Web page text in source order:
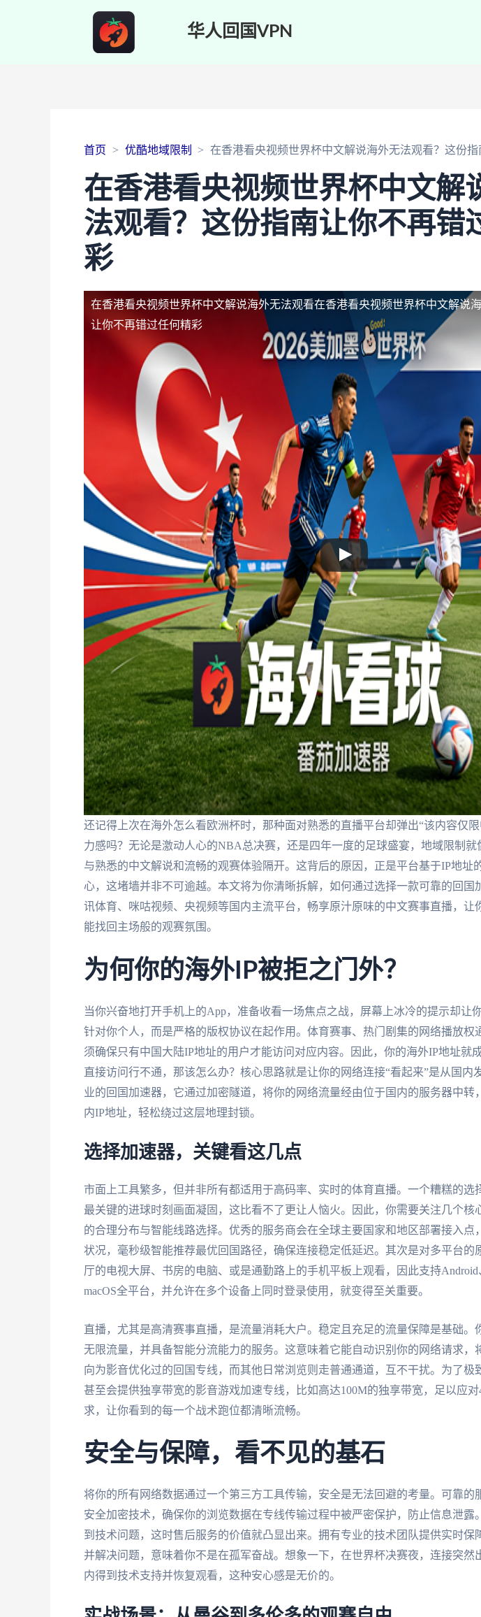
华人回国VPN
首页 优酷地域限制 在香港看央视频世界杯中文解说海外无法观看？这份
在香港看央视频世界杯中文解
法观看？这份指南让你不再错
彩
在香港看央视频世界杯中文解说海外无法观看在香港看央视频世界杯中文解说
让你不再错过任何精彩
还记得上次在海外怎么看欧洲杯时，那种面对熟悉的直播平台却弹出“该内容仅
力感吗？无论是激动人心的NBA总决赛，还是四年一度的足球盛宴，地域限制就
与熟悉的中文解说和流畅的观赛体验隔开。这背后的原因，正是平台基于IP地址
心，这堵墙并非不可逾越。本文将为你清晰拆解，如何通过选择一款可靠的回国
讯体育、咪咕视频、央视频等国内主流平台，畅享原汁原味的中文赛事直播，让
能找回主场般的观赛氛围。
为何你的海外IP被拒之门外？
当你兴奋地打开手机上的App，准备收看一场焦点之战，屏幕上冰冷的提示却让
针对你个人，而是严格的版权协议在起作用。体育赛事、热门剧集的网络播放权
须确保只有中国大陆IP地址的用户才能访问对应内容。因此，你的海外IP地址就
直接访问行不通，那该怎么办？核心思路就是让你的网络连接“看起来”是从国内
业的回国加速器，它通过加密隧道，将你的网络流量经由位于国内的服务器中转
内IP地址，轻松绕过这层地理封锁。
选择加速器，关键看这几点
市面上工具繁多，但并非所有都适用于高码率、实时的体育直播。一个糟糕的选
最关键的进球时刻画面凝固，这比看不了更让人恼火。因此，你需要关注几个核
的合理分布与智能线路选择。优秀的服务商会在全球主要国家和地区部署接入点
状况，毫秒级智能推荐最优回国路径，确保连接稳定低延迟。其次是对多平台的
厅的电视大屏、书房的电脑、或是通勤路上的手机平板上观看，因此支持Android
macOS全平台，并允许在多个设备上同时登录使用，就变得至关重要。
直播，尤其是高清赛事直播，是流量消耗大户。稳定且充足的流量保障是基础。
无限流量，并具备智能分流能力的服务。这意味着它能自动识别你的网络请求，
向为影音优化过的回国专线，而其他日常浏览则走普通通道，互不干扰。为了极
甚至会提供独享带宽的影音游戏加速专线，比如高达100M的独享带宽，足以应
求，让你看到的每一个战术跑位都清晰流畅。
安全与保障，看不见的基石
将你的所有网络数据通过一个第三方工具传输，安全是无法回避的考量。可靠的
安全加密技术，确保你的浏览数据在专线传输过程中被严密保护，防止信息泄露
到技术问题，这时售后服务的价值就凸显出来。拥有专业的技术团队提供实时保
并解决问题，意味着你不是在孤军奋战。想象一下，在世界杯决赛夜，连接突然
内得到技术支持并恢复观看，这种安心感是无价的。